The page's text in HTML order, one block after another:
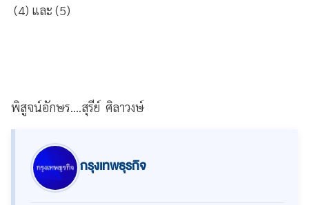
(4) และ (5)
พิสูจน์อักษร....สุรีย์ ศิลาวงษ์
กรุงเทพธุรกิจ